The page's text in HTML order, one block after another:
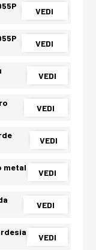
VEDI
VEDI
VEDI
VEDI
VEDI
metal
VEDI
VEDI
VEDI